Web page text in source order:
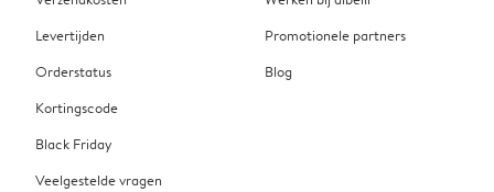
Levertijden
Orderstatus
Kortingscode
Black Friday
Veelgestelde vragen
Promotionele partners
Blog